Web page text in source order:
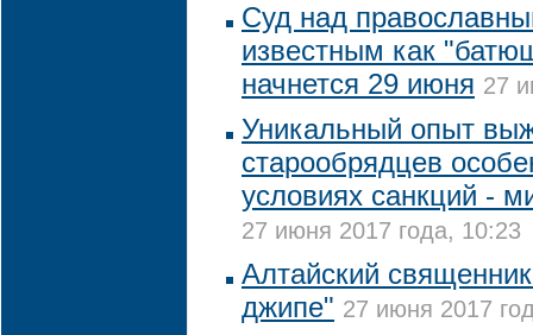
Суд над
известным как
начнется 29 июня 27
Уникальный опыт
старообрядцев
условиях санкций -
27 июня 2017 года, 10:23
Алтайский
джипе" 27 июня 2017